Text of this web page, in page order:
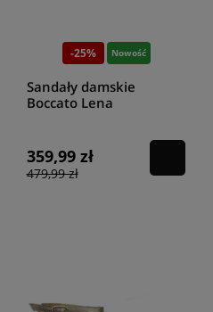
-25% Nowość
Sandały damskie
Boccato Lena
359,99 zł
479,99 zł